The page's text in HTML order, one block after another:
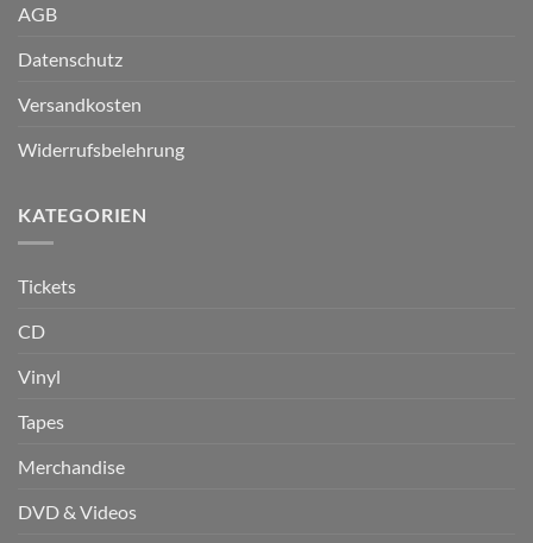
AGB
Datenschutz
Versandkosten
Widerrufsbelehrung
KATEGORIEN
Tickets
CD
Vinyl
Tapes
Merchandise
DVD & Videos